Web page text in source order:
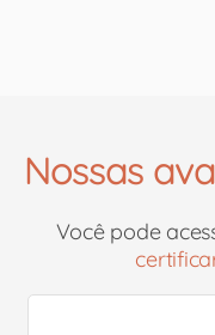
Nossas
Você pode